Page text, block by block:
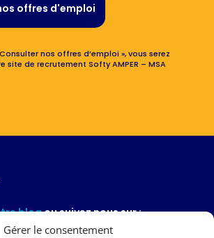
Gérer le consentement
offres d'emploi
nos offres d’emploi », vous serez
site de recrutement Softy AMPER – MSA
blogou suivez nous sur :